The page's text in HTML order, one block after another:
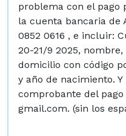
problema con el pago
la cuenta bancaria de
0852 0616 , e incluir:
20-21/9 2025,
domicilio con código
y año de nacimiento.
comprobante del
gmail.com. (sin los